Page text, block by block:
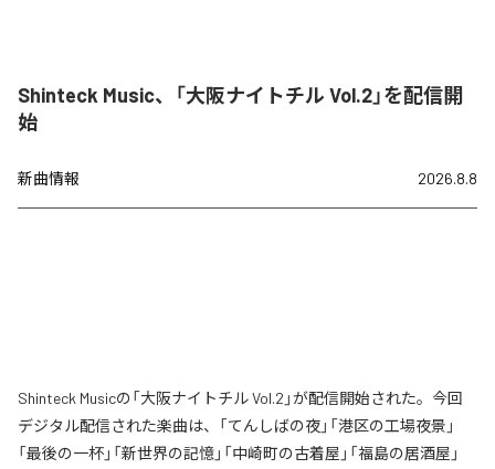
Shinteck Music、「大阪ナイトチル Vol.2」を配信開
始
新曲情報 2026.8.8
Shinteck Musicの「大阪ナイトチル Vol.2」が配信開始された。今回
デジタル配信された楽曲は、「てんしばの夜」「港区の工場夜景」
「最後の一杯」「新世界の記憶」「中崎町の古着屋」「福島の居酒屋」